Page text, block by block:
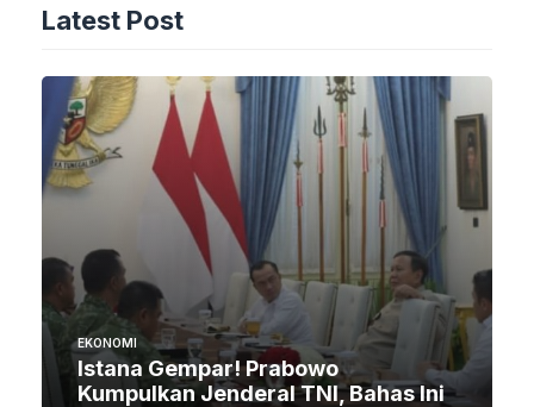
Latest Post
EKONOMI
Istana Gempar! Prabowo
Kumpulkan Jenderal TNI, Bahas Ini